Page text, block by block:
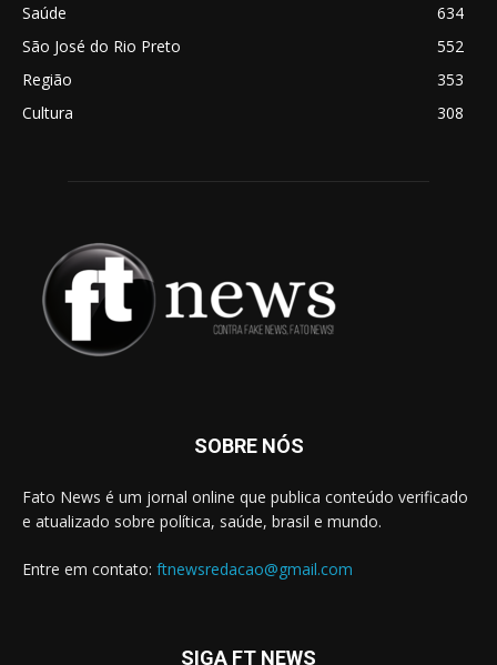
Saúde
634
São José do Rio Preto
552
Região
353
Cultura
308
SOBRE NÓS
Fato News é um jornal online que publica conteúdo verificado
e atualizado sobre política, saúde, brasil e mundo.
Entre em contato: ftnewsredacao@gmail.com
SIGA FT NEWS